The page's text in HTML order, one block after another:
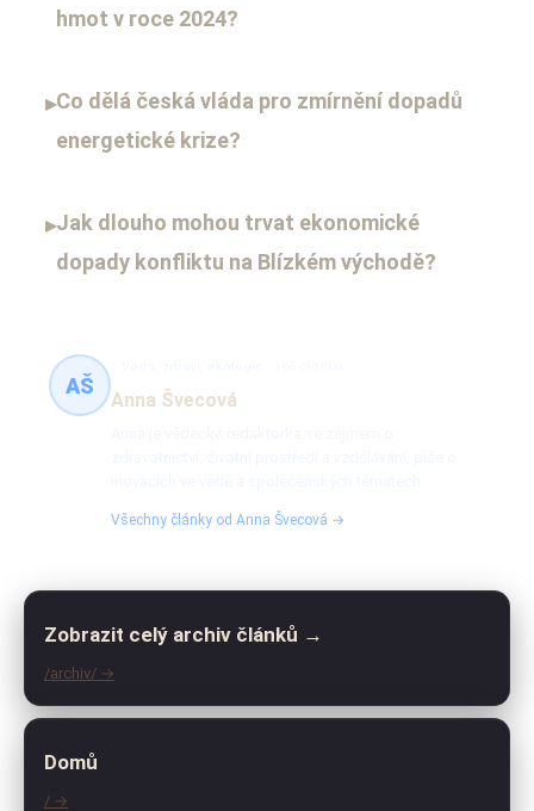
hmot v roce 2024?
▸Co dělá česká vláda pro zmírnění dopadů
energetické krize?
▸Jak dlouho mohou trvat ekonomické
dopady konfliktu na Blízkém východě?
AŠ
Anna Švecová
Všechny články od Anna Švecová →
Zobrazit celý archiv článků →
/archiv/ →
Domů
/ →